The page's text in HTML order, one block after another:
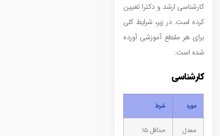
کارشناسی ارشد و دکترا تعیین
کرده است. در زیر، شرایط کلی
برای هر مقطع آموزشی آورده
شده است:
کارشناسی
مورد شرط
معدل حداقل ۱۵